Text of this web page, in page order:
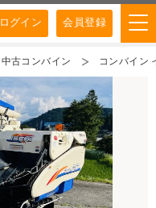
ログイン 会員登録
中古コンバイン コンバイン